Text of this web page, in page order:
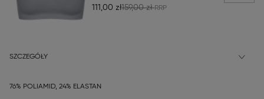
111,00 zł159,00 zł
SZCZEGÓŁY
76% POLIAMID, 24% ELASTAN